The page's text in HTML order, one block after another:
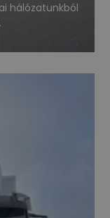
hálózatunkból